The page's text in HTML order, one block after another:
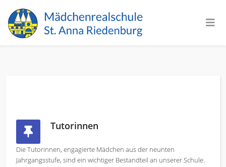
Tutorinnen
Die Tutorinnen, engagierte Mädchen aus der neunten
Jahrgangsstufe, sind ein wichtiger Bestandteil an unserer Schule.